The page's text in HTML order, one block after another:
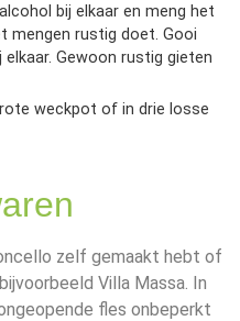
mengen rustig doet. Gooi
Gewoon rustig gieten
zelf gemaakt hebt of
Villa Massa. In
fles onbeperkt